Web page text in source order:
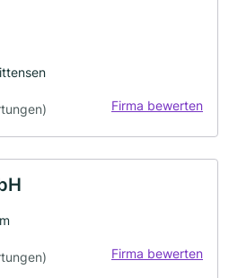
Firma bewerten
Firma bewerten